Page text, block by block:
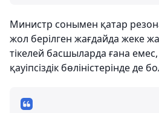
Министр сонымен қатар
жол берілген жағдайда жеке
тікелей басшыларда ғана емес,
қауіпсіздік бөліністерінде де